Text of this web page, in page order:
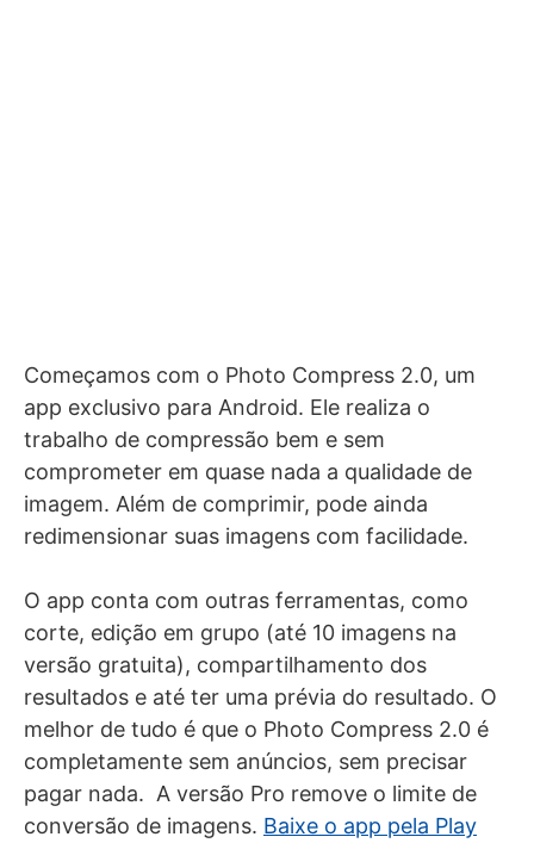
Começamos com o Photo Compress 2.0, um
app exclusivo para Android. Ele realiza o
trabalho de compressão bem e sem
comprometer em quase nada a qualidade de
imagem. Além de comprimir, pode ainda
redimensionar suas imagens com facilidade.
O app conta com outras ferramentas, como
corte, edição em grupo (até 10 imagens na
versão gratuita), compartilhamento dos
resultados e até ter uma prévia do resultado. O
melhor de tudo é que o Photo Compress 2.0 é
completamente sem anúncios, sem precisar
pagar nada. A versão Pro remove o limite de
conversão de imagens. Baixe o app pela Play